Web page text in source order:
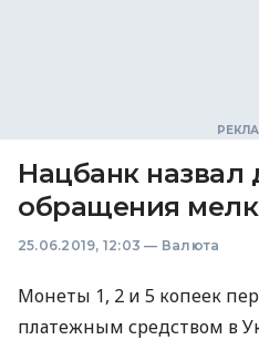
Нацбанк назвал
обращения
25.06.2019, 12:03 — Валюта
Монеты 1, 2 и 5 копеек
платежным средством в